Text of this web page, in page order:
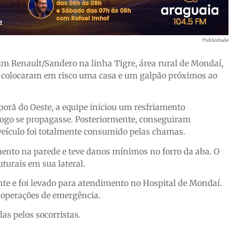
Publicidade
Renault/Sandero na linha Tigre, área rural de Mondaí,
em risco uma casa e um galpão próximos ao
do Oeste, a equipe iniciou um resfriamento
se propagasse. Posteriormente, conseguiram
foi totalmente consumido pelas chamas.
na parede e teve danos mínimos no forro da aba. O
em sua lateral.
e foi levado para atendimento no Hospital de Mondaí.
de emergência.
pelos socorristas.